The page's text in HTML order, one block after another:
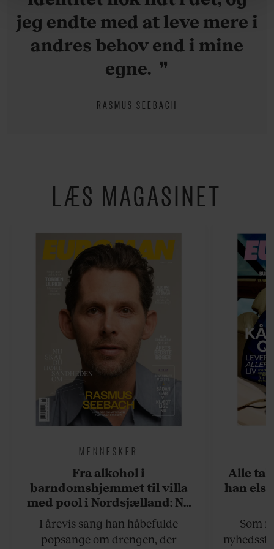
hermed i både voresprivatlivspolitikogcookiepolitik .
jeg endte med at leve mere i
andres behov end i mine
egne.
RASMUS SEEBACH
LÆS MAGASINET
MENNESKER
Fra alkohol i
barndomshjemmet til villa
med pool i Nordsjælland: Nu
skal du høre sandheden om
Rasmus Seebach
I årevis sang han håbefulde
popsange om drengen, der
Alle
han
Som